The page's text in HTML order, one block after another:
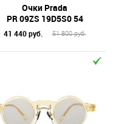
Очки Prada
PR 09ZS 19D5S0 54
41 440 руб. 51 800 руб.